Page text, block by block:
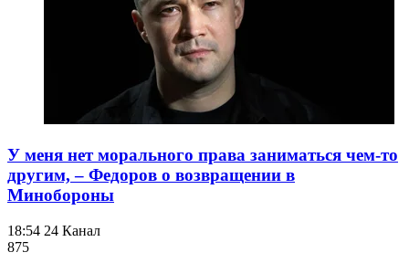
У меня нет морального права заниматься чем-то
другим, – Федоров о возвращении в
Минобороны
18:54 24 Канал
875